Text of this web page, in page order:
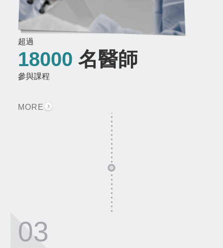
超過
18000 名醫師
參與課程
MORE
03